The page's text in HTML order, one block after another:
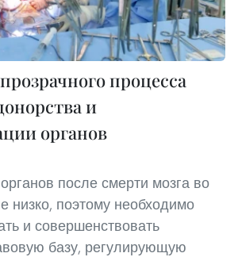
процесса
и
органов
после смерти мозга во
низко, поэтому необходимо
и совершенствовать
базу, регулирующую